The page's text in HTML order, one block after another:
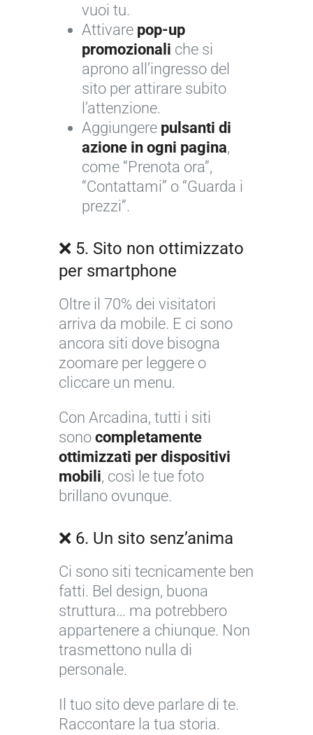
vuoi tu.
Attivare pop-up
promozionali che si
aprono all’ingresso del
sito per attirare subito
l’attenzione.
Aggiungere pulsanti di
azione in ogni pagina,
come “Prenota ora”,
“Contattami” o “Guarda i
prezzi”.
❌ 5. Sito non ottimizzato
per smartphone
Oltre il 70% dei visitatori
arriva da mobile. E ci sono
ancora siti dove bisogna
zoomare per leggere o
cliccare un menu.
Con Arcadina, tutti i siti
sono completamente
ottimizzati per dispositivi
mobili, così le tue foto
brillano ovunque.
❌ 6. Un sito senz’anima
Ci sono siti tecnicamente ben
fatti. Bel design, buona
struttura… ma potrebbero
appartenere a chiunque. Non
trasmettono nulla di
personale.
Il tuo sito deve parlare di te.
Raccontare la tua storia.
1
0
+
e
r
o
r
i
d
o
t
A
n
a
e
ó
n
c
a
d
r
1
s
+
e
r
r
o
r
u
l